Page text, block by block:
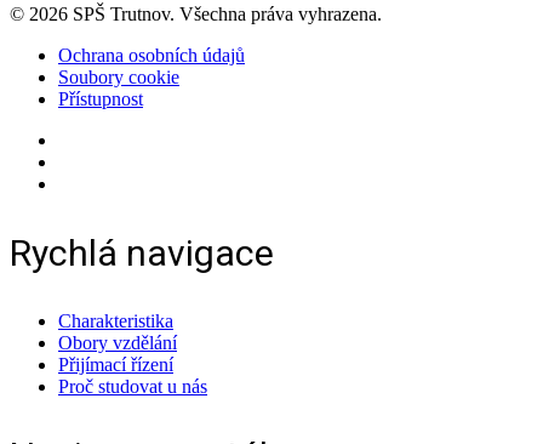
© 2026 SPŠ Trutnov. Všechna práva vyhrazena.
Ochrana osobních údajů
Soubory cookie
Přístupnost
Rychlá navigace
Charakteristika
Obory vzdělání
Přijímací řízení
Proč studovat u nás